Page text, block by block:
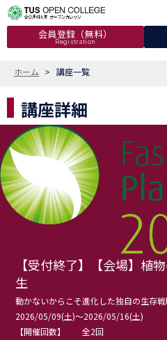
会員登録（無料）
Registration
ホーム 講座一覧
講座詳細
【受付終了】【会場】植
生
動かないからこそ進化した独自の生存
2026/05/09(土)～2026/05/16(土)
【開催回数】
全2回